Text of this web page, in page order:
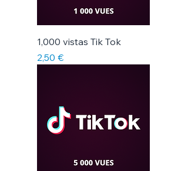
1,000 vistas Tik Tok
Precio
2,50 €